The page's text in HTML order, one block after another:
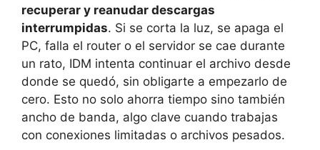
recuperar y reanudar descargas
interrumpidas. Si se corta la luz, se apaga el
PC, falla el router o el servidor se cae durante
un rato, IDM intenta continuar el archivo desde
donde se quedó, sin obligarte a empezarlo de
cero. Esto no solo ahorra tiempo sino también
ancho de banda, algo clave cuando trabajas
con conexiones limitadas o archivos pesados.